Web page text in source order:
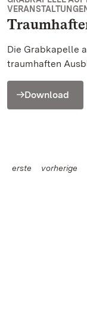
Die Grabkapelle
traumhaften
Download
erste vorherige